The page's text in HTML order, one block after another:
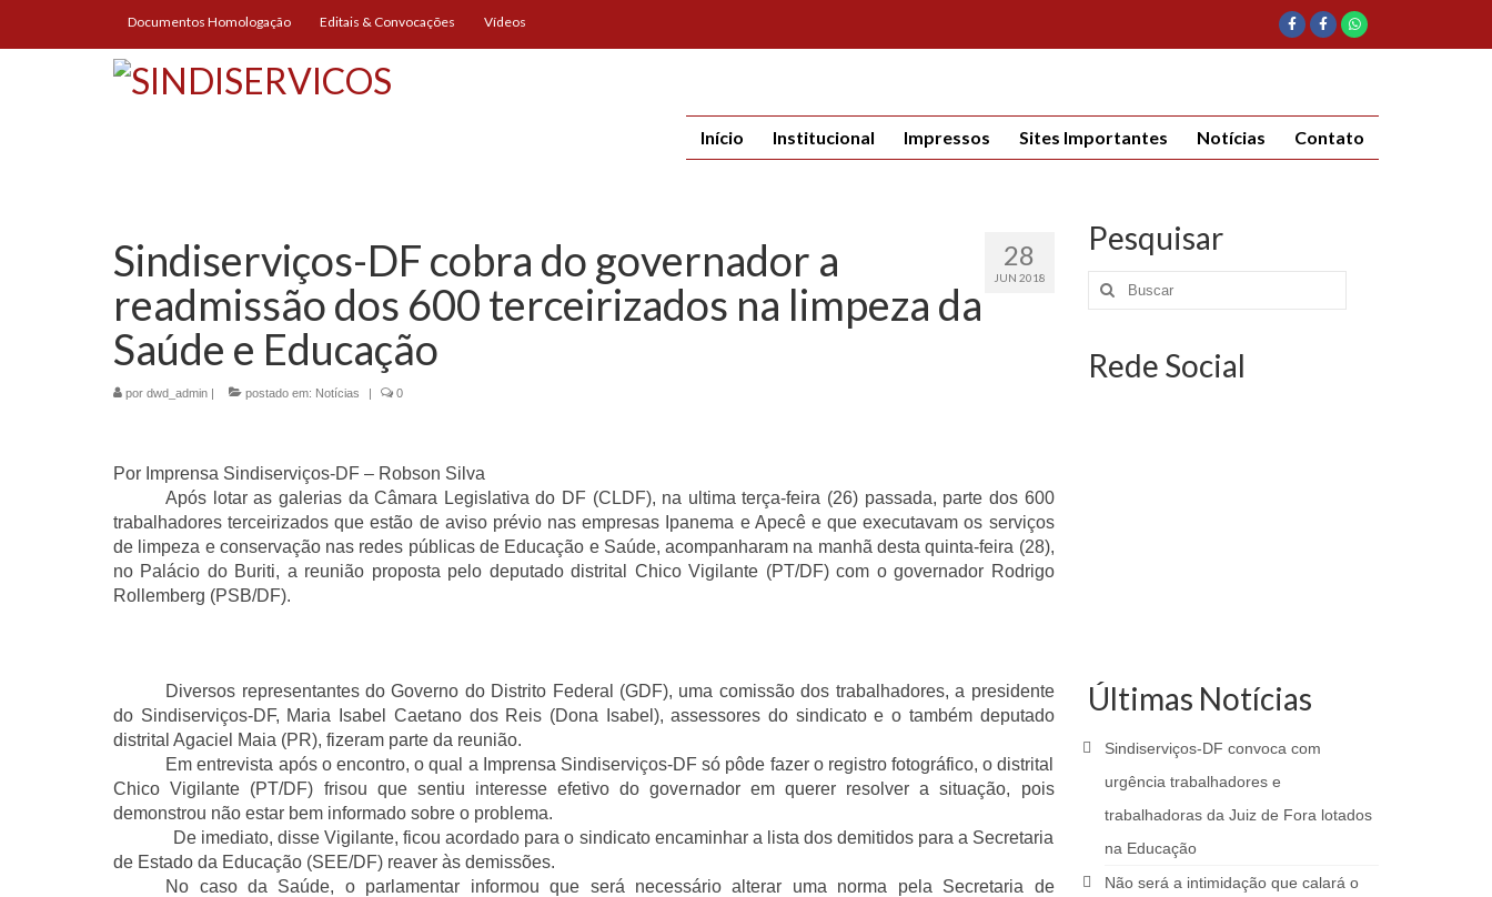
Documentos Homologação Editais & Convocações Vídeos
Início Institucional Impressos Sites Importantes Notícias Contato
28
JUN 2018
Sindiserviços-DF cobra do governador a
readmissão dos 600 terceirizados na limpeza da
Saúde e Educação
por dwd_admin | postado em: Notícias | 0
Por Imprensa Sindiserviços-DF – Robson Silva
Após lotar as galerias da Câmara Legislativa do DF (CLDF), na ultima terça-feira (26) passada, parte dos 600
trabalhadores terceirizados que estão de aviso prévio nas empresas Ipanema e Apecê e que executavam os serviços
de limpeza e conservação nas redes públicas de Educação e Saúde,acompanharam na manhã desta quinta-feira (28),
no Palácio do Buriti, a reunião proposta pelo deputado distrital Chico Vigilante (PT/DF) com o governador Rodrigo
Rollemberg (PSB/DF).
Diversos representantes do Governo do Distrito Federal (GDF), uma comissão dos trabalhadores, a presidente
do Sindiserviços-DF, Maria Isabel Caetano dos Reis (Dona Isabel), assessores do sindicato e o também deputado
distrital Agaciel Maia (PR), fizeram parte da reunião.
Em entrevista após o encontro, o qual a Imprensa Sindiserviços-DF só pôde fazer o registro fotográfico, o distrital
Chico Vigilante (PT/DF) frisou que sentiu interesse efetivo do governador em querer resolver a situação, pois
demonstrou não estar bem informado sobre o problema.
De imediato, disse Vigilante, ficou acordado para o sindicato encaminhar a lista dos demitidos para a Secretaria
de Estado da Educação (SEE/DF) reaver às demissões.
No caso da Saúde, o parlamentar informou que será necessário alterar uma norma pela Secretaria de
Pesquisar
Rede Social
Últimas Notícias
Sindiserviços-DF convoca com
urgência trabalhadores e
trabalhadoras da Juiz de Fora lotados
na Educação
Não será a intimidação que calará o